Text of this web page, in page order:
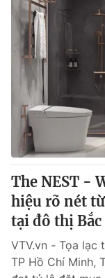
The NEST -
hiệu rõ nét
tại đô thị
VTV.vn - Tọa lạc
TP Hồ Chí Minh,